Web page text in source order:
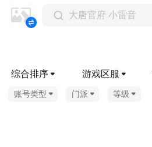
大唐官府 小雷音
综合排序 游戏区服
账号类型 门派 等级